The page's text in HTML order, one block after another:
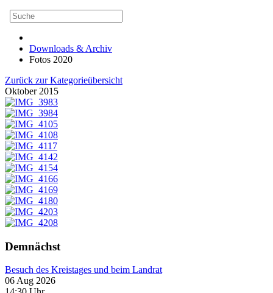
Downloads & Archiv
Fotos 2020
Zurück zur Kategorieübersicht
Oktober 2015
Demnächst
Besuch des Kreistages und beim Landrat
06 Aug 2026